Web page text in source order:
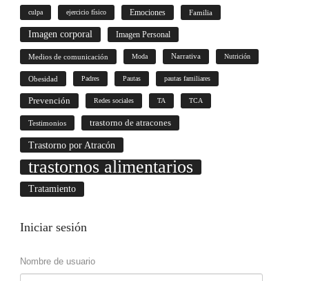
culpa ejercicio físico Emociones Familia
Imagen corporal Imagen Personal
Medios de comunicación Moda Narrativa Nutrición
Obesidad Padres Pautas pautas familiares
Prevención Redes sociales TA TCA
Testimonios trastorno de atracones
Trastorno por Atracón
trastornos alimentarios
Tratamiento
Iniciar sesión
Nombre de usuario